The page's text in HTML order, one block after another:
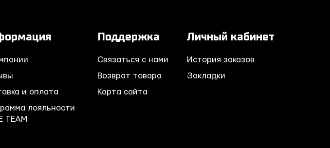
и оплата
лояльности
TEAM
Поддержка
Связаться с нами
Возврат товара
Карта сайта
Личный кабинет
История заказов
Закладки